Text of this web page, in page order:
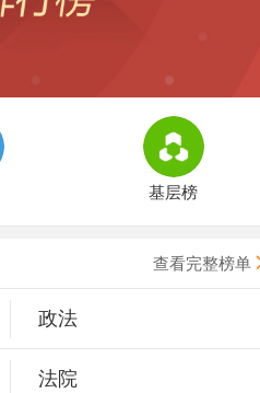
基层榜
查看完整榜单
政法
法院